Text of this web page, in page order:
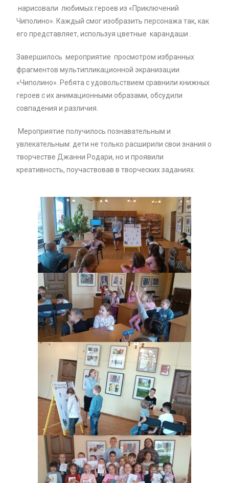
нарисовали любимых героев из «Приключений
Чиполино». Каждый смог изобразить персонажа так, как
его представляет, используя цветные карандаши .
Завершилось мероприятие просмотром избранных
фрагментов мультипликационной экранизации
«Чиполино». Ребята с удовольствием сравнили книжных
героев с их анимационными образами, обсудили
совпадения и различия.
Мероприятие получилось познавательным и
увлекательным: дети не только расширили свои знания о
творчестве Джанни Родари, но и проявили
креативность, поучаствовав в творческих заданиях.